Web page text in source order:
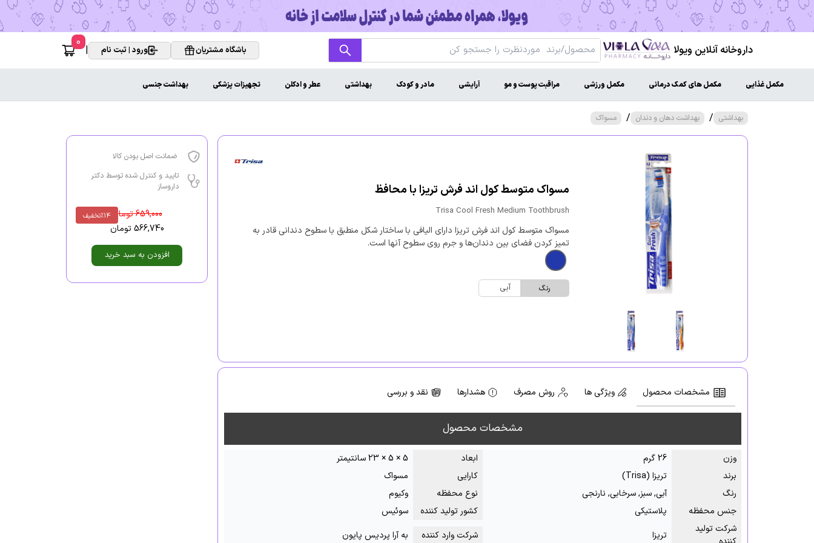
داروخانه آنلاین ویولا باشگاه مشتریان ورود | ثبت نام |
0
مکمل غذایی مکمل های کمک درمانی مکمل ورزشی مراقبت پوست و مو آرایشی مادر و کودک بهداشتی عطر و ادکلن تجهیزات پزشکی بهداشت جنسی
بهداشتی / بهداشت دهان و دندان / مسواک
مسواک متوسط کول اند فرش تریزا با محافظ
Trisa Cool Fresh Medium Toothbrush
مسواک متوسط کول اند فرش تریزا دارای الیافی با ساختار شکل منطبق با سطوح دندانی قادر به
تمیز کردن فضای بین دندان‌ها و جرم روی سطوح آنها است.
رنگ آبی
مشخصات محصول ویژگی ها روش مصرف هشدارها نقد و بررسی
مشخصات محصول
وزن 26 گرم ابعاد
5 × 5 × 23 سانتیمتر
برند
تریزا (Trisa) کارایی
مسواک
رنگ
آبی, سبز, سرخابی, نارنجی نوع محفظه
وکیوم
جنس محفظه
پلاستیکی کشور تولید کننده
سوئیس
شرکت تولید
تریزا شرکت وارد کننده به آرا پردیس پایون
ضمانت اصل بودن کالا
تایید و کنترل شده توسط دکتر
داروساز
%14تخفیف 659,000تومان
566,740 تومان
افزودن به سبد خرید